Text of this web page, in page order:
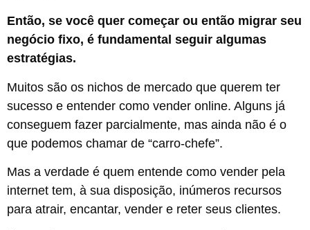
Então, se você quer começar ou então migrar seu
negócio fixo, é fundamental seguir algumas
estratégias.
Muitos são os nichos de mercado que querem ter
sucesso e entender como vender online. Alguns já
conseguem fazer parcialmente, mas ainda não é o
que podemos chamar de “carro-chefe”.
Mas a verdade é quem entende como vender pela
internet tem, à sua disposição, inúmeros recursos
para atrair, encantar, vender e reter seus clientes.